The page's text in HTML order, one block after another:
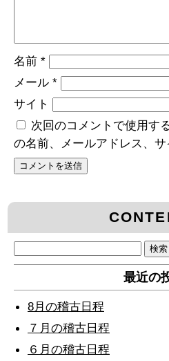
名前 *
メール *
サイト
次回のコメントで使用す
の名前、メールアドレス、サ
索:
最近の
8月の稽古日程
７月の稽古日程
６月の稽古日程